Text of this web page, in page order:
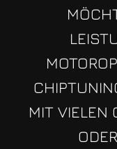
MIT VIELEN